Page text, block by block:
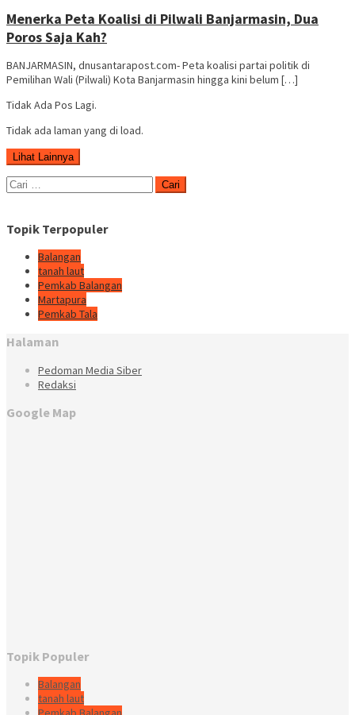
Menerka Peta Koalisi di Pilwali Banjarmasin, Dua
Poros Saja Kah?
BANJARMASIN, dnusantarapost.com- Peta koalisi partai politik di
Pemilihan Wali (Pilwali) Kota Banjarmasin hingga kini belum […]
Tidak Ada Pos Lagi.
Tidak ada laman yang di load.
Lihat Lainnya
Cari
untuk:
Topik Terpopuler
Balangan
tanah laut
Pemkab Balangan
Martapura
Pemkab Tala
Halaman
Pedoman Media Siber
Redaksi
Google Map
Topik Populer
Balangan
tanah laut